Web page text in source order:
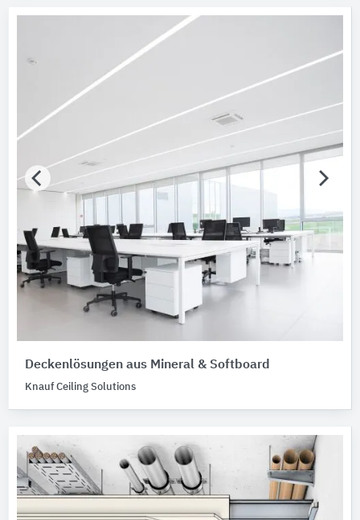
Deckenlösungen aus Mineral & Softboard
Knauf Ceiling Solutions